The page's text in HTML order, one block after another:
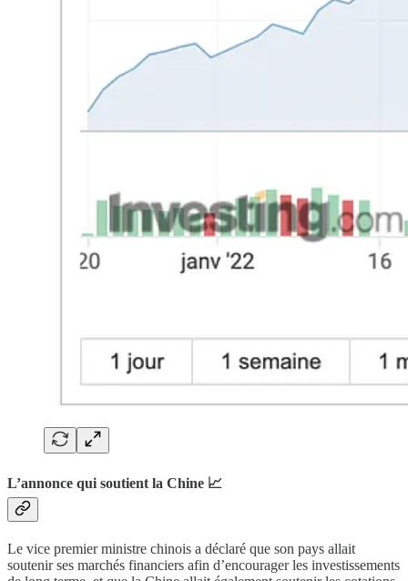
L’annonce qui soutient la Chine 📈
Le vice premier ministre chinois a déclaré que son pays allait
soutenir ses marchés financiers afin d’encourager les investissements